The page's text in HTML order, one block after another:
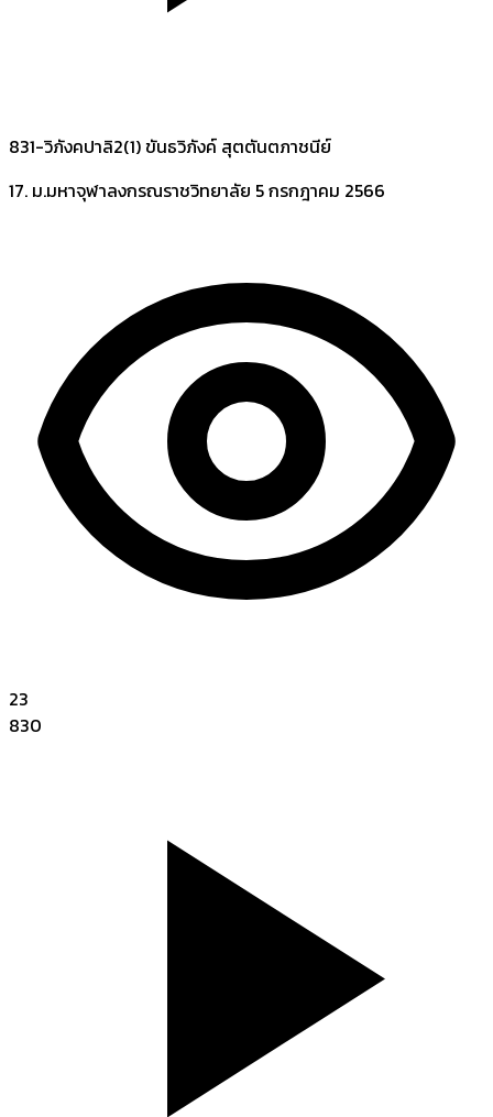
831-วิภังคปาลิ2(1) ขันธวิภังค์ สุตตันตภาชนีย์
17. ม.มหาจุฬาลงกรณราชวิทยาลัย 5 กรกฎาคม 2566
23
830